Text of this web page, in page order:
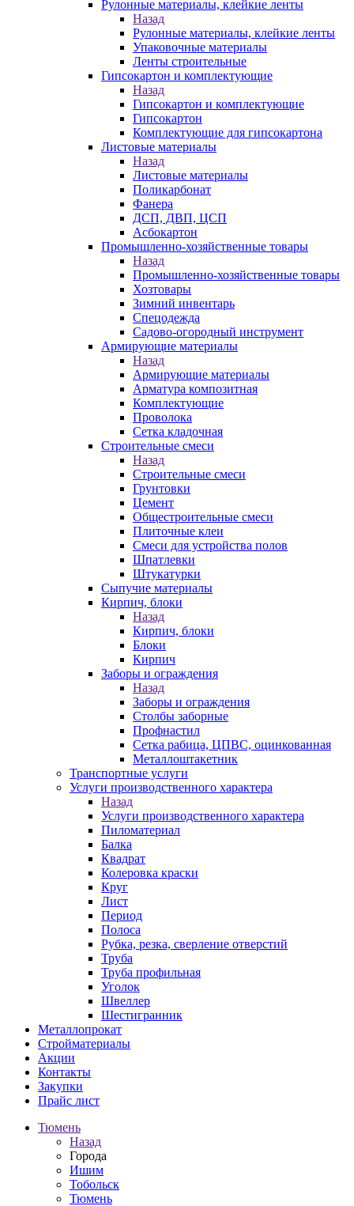
Рулонные материалы, клейкие ленты
Назад
Рулонные материалы, клейкие ленты
Упаковочные материалы
Ленты строительные
Гипсокартон и комплектующие
Назад
Гипсокартон и комплектующие
Гипсокартон
Комплектующие для гипсокартона
Листовые материалы
Назад
Листовые материалы
Поликарбонат
Фанера
ДСП, ДВП, ЦСП
Асбокартон
Промышленно-хозяйственные товары
Назад
Промышленно-хозяйственные товары
Хозтовары
Зимний инвентарь
Спецодежда
Садово-огородный инструмент
Армирующие материалы
Назад
Армирующие материалы
Арматура композитная
Комплектующие
Проволока
Сетка кладочная
Строительные смеси
Назад
Строительные смеси
Грунтовки
Цемент
Общестроительные смеси
Плиточные клеи
Смеси для устройства полов
Шпатлевки
Штукатурки
Сыпучие материалы
Кирпич, блоки
Назад
Кирпич, блоки
Блоки
Кирпич
Заборы и ограждения
Назад
Заборы и ограждения
Столбы заборные
Профнастил
Сетка рабица, ЦПВС, оцинкованная
Металлоштакетник
Транспортные услуги
Услуги производственного характера
Назад
Услуги производственного характера
Пиломатериал
Балка
Квадрат
Колеровка краски
Круг
Лист
Период
Полоса
Рубка, резка, сверление отверстий
Труба
Труба профильная
Уголок
Швеллер
Шестигранник
Металлопрокат
Стройматериалы
Акции
Контакты
Закупки
Прайс лист
Тюмень
Назад
Города
Ишим
Тобольск
Тюмень